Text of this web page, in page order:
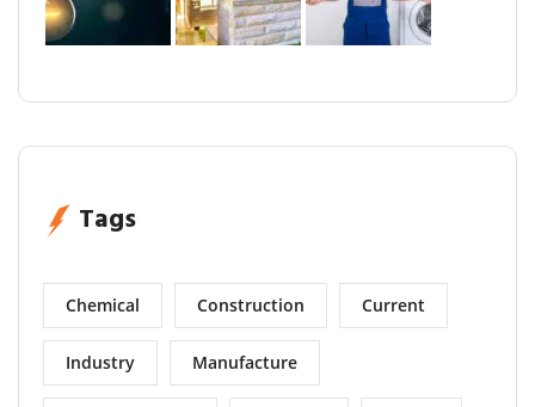
Tags
Chemical Construction Current
Industry Manufacture